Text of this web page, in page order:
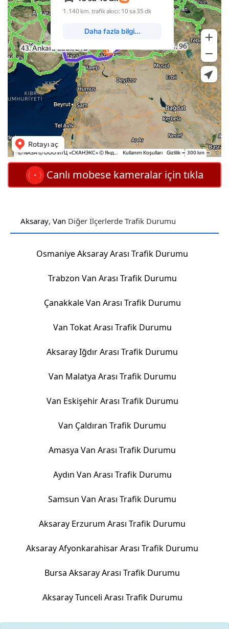
Canlı mobese kameralar için tıkla
Aksaray, Van Diğer İlçerlerde Trafik Durumu
Osmaniye Aksaray Arası Trafik Durumu
Trabzon Van Arası Trafik Durumu
Çanakkale Van Arası Trafik Durumu
Van Tokat Arası Trafik Durumu
Aksaray Iğdır Arası Trafik Durumu
Van Malatya Arası Trafik Durumu
Van Eskişehir Arası Trafik Durumu
Van Çaldıran Trafik Durumu
Amasya Van Arası Trafik Durumu
Aydın Van Arası Trafik Durumu
Samsun Van Arası Trafik Durumu
Aksaray Erzurum Arası Trafik Durumu
Aksaray Afyonkarahisar Arası Trafik Durumu
Bursa Aksaray Arası Trafik Durumu
Aksaray Tunceli Arası Trafik Durumu